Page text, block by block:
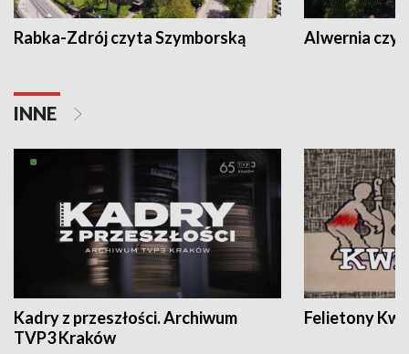
Rabka-Zdrój czyta Szymborską Alwernia
INNE
Kadry z przeszłości. Archiwum
TVP3 Kraków
Felietony